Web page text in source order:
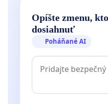
Opíšte zmenu,
dosiahnuť
Poháňané AI